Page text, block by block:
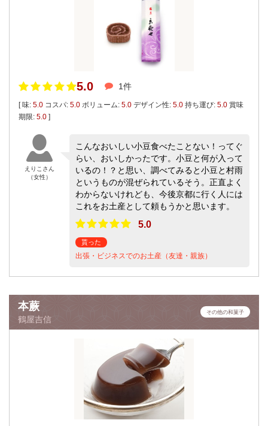
5.0 1件
[ 味: 5.0 コスパ: 5.0 ボリューム: 5.0 デザイン性: 5.0 持ち運び: 5.0 賞味
期限: 5.0 ]
えりこさん
（女性）
こんなおいしい小豆食べたことない！ってぐ
らい、おいしかったです。小豆と何が入って
いるの！？と思い、調べてみると小豆と村雨
というものが混ぜられているそう。正直よく
わからないけれども、今後京都に行く人には
これをお土産として頼もうかと思います。
5.0
貰った
出張・ビジネスでのお土産（友達・親族）
本蕨
鶴屋吉信
その他の和菓子